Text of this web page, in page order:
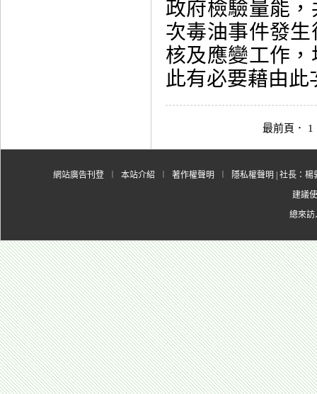
政府檢驗量能
次毒油事件發
核及應變工作
此有必要藉由此
最前頁 ． 1
網站廣告刊登 本站介紹 著作權聲明 隱私權聲明 | 社長：
建議
總來訪